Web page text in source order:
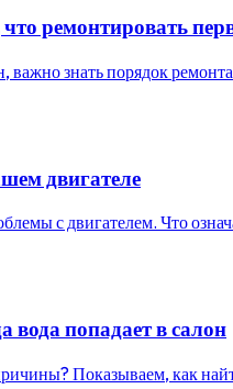
ремонтировать
знать порядок
двигателе
с двигателем. Что
попадает в салон
Показываем, как